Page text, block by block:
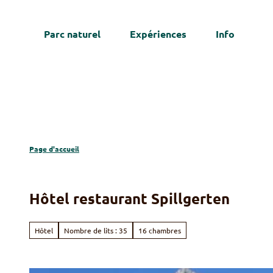
Parc naturel Expériences Info
Page d'accueil
Hôtel restaurant Spillgerten
Hôtel Nombre de lits : 35 16 chambres